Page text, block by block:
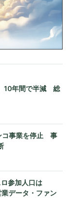
10年間で半減 総
コ事業を停止 事
参加人口は
業データ・ファン